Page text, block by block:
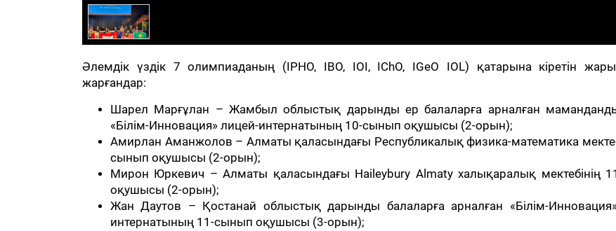
Әлемдік үздік 7 олимпиаданың (IPHO, IBO, IOI, IChO, IGeO IOL) қатарына кіретін
жарғандар:
Шарел Марғұлан – Жамбыл облыстық дарынды ер балаларға арналған
«Білім-Инновация» лицей-интернатының 10-сынып оқушысы (2-орын);
Амирлан Аманжолов – Алматы қаласындағы Республикалық физика-математика
сынып оқушысы (2-орын);
Мирон Юркевич – Алматы қаласындағы Haileybury Almaty халықаралық мектебінің
оқушысы (2-орын);
Жан Даутов – Қостанай облыстық дарынды балаларға арналған «Білім-
интернатының 11-сынып оқушысы (3-орын);